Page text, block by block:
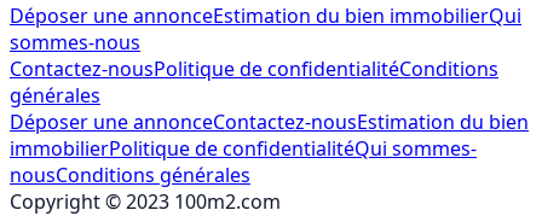
Déposer une annonceEstimation du bien immobilierQui
sommes-nous
Contactez-nousPolitique de confidentialitéConditions
générales
Déposer une annonceContactez-nousEstimation du bien
immobilierPolitique de confidentialitéQui sommes-
nousConditions générales
Copyright © 2023 100m2.com